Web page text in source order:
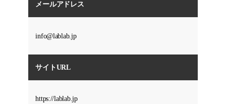
メールアドレス
info@lablab.jp
サイトURL
https://lablab.jp